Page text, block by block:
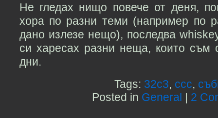
Не гледах нищо повече от деня,
хора по разни теми (например по
дано излезе нещо), последва
си харесах разни неща, които
дни.
Tags: 32c3, ccc,
Posted in General 2